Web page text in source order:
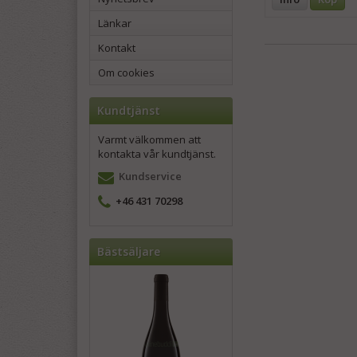
Länkar
Kontakt
Om cookies
Kundtjänst
Varmt välkommen att
kontakta vår kundtjänst.
Kundservice
+46 431 70298
Bästsäljare